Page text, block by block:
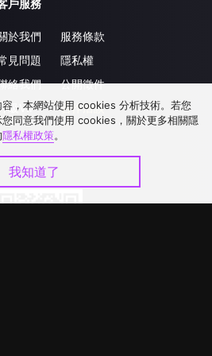
戶服務
於我們
見問題
絡我們
級VIP
服務條款
隱私權
公開徵件
合作洽談
，本網站使用 cookies 分析技術。若您
同意我們使用 cookies，關於更多相關隱
隱私權政策。
我知道了